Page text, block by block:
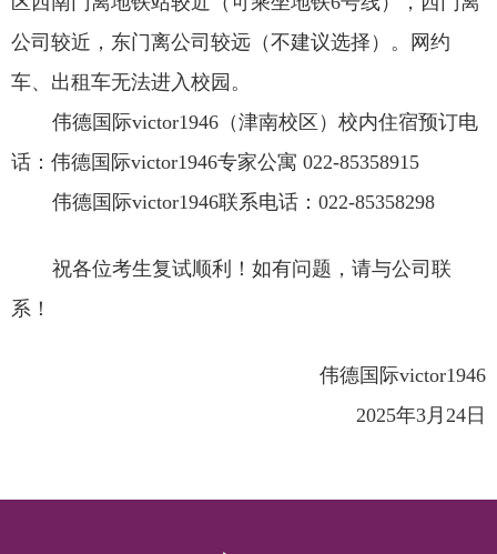
公司较近，东门离公司较远（不建议选择）。网约
车、出租车无法进入校园。
伟德国际victor1946（津南校区）校内住宿预订电
话：伟德国际victor1946专家公寓 022-85358915
伟德国际victor1946联系电话：022-85358298
祝各位考生复试顺利！如有问题，请与公司联
系！
伟德国际victor1946
2025年3月 24 日